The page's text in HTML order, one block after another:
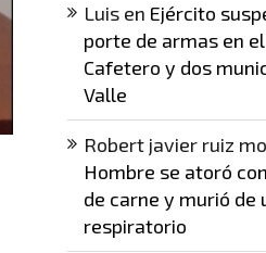
Luisen Ejército
porte de armas en el
Cafetero y dos
Valle
Robert javier ruiz
Hombre se atoró
de carne y murió de
respiratorio